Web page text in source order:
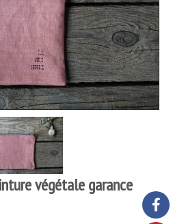
végétale garance